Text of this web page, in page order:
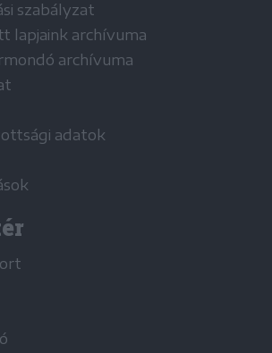
szabályzat
lapjaink archívuma
archívuma
adatok